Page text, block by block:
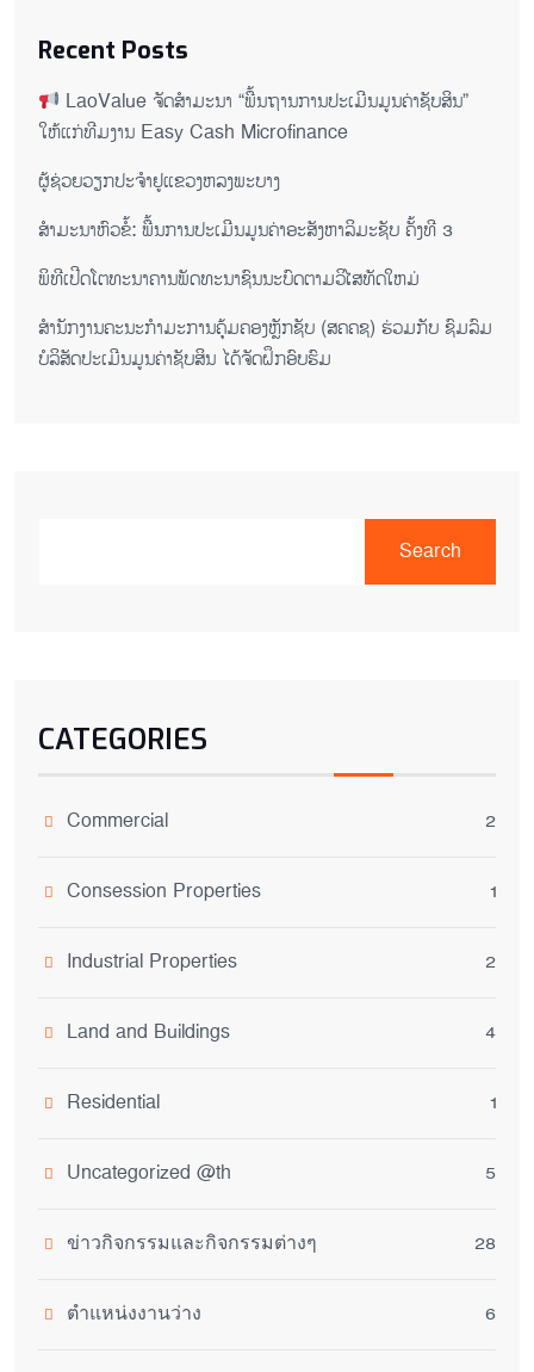
Recent Posts
LaoValue ຈັດສຳມະນາ “ພື້ນຖານການປະເມີນມູນຄ່າຊັບສິນ”
ໃຫ້ແກ່ທີມງານ Easy Cash Microfinance
ຜູ້ຊ່ວຍ​ວຽກປະ​ຈຳ​ຢູ​​ແຂວງຫລງ​ພະ​ບາງ
ສຳມະນາຫົວຂໍ້: ພື້ນການປະເມີນມູນຄ່າອະສັງຫາລິມະຊັບ ຄັ້ງທີ 3
ພິ​ທີ​ເປີດ​ໂຕ​ທະ​ນາ​ຄານ​ພັດ​ທະ​ນາ​ຊົນ​ນະ​ບົດ​ຕາມ​ວິ​ໄສ​ທັດ​ໃຫມ່
ສໍານັກງານຄະນະກໍາມະການຄຸ້ມຄອງຫຼັກຊັບ (ສຄຄຊ) ຮ່ວມກັບ ຊົມລົມ
ບໍລິສັດປະເມີນມູນຄ່າຊັບສິນ ໄດ້ຈັດຝຶກອົບຮົມ
Search
CATEGORIES
Commercial 2
Consession Properties 1
Industrial Properties 2
Land and Buildings 4
Residential 1
Uncategorized @th 5
ข่าวกิจกรรมและกิจกรรมต่างๆ 28
ตำแหน่งงานว่าง 6